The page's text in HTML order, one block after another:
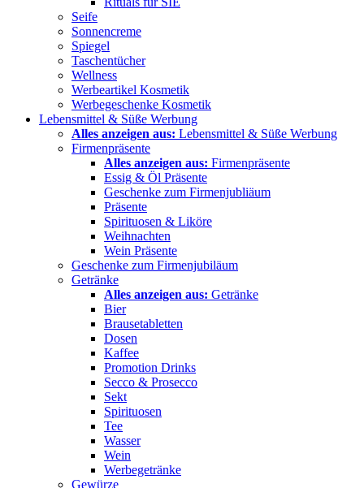
Seife
Sonnencreme
Spiegel
Taschentücher
Wellness
Werbeartikel Kosmetik
Werbegeschenke Kosmetik
Lebensmittel & Süße Werbung
Alles anzeigen aus: Lebensmittel & Süße Werbung
Firmenpräsente
Alles anzeigen aus: Firmenpräsente
Essig & Öl Präsente
Geschenke zum Firmenjubliäum
Präsente
Spirituosen & Liköre
Weihnachten
Wein Präsente
Geschenke zum Firmenjubiläum
Getränke
Alles anzeigen aus: Getränke
Bier
Brausetabletten
Dosen
Kaffee
Promotion Drinks
Secco & Prosecco
Sekt
Spirituosen
Tee
Wasser
Wein
Werbegetränke
Gewürze